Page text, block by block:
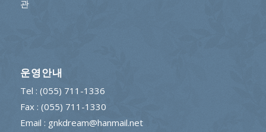
관
운영안내
Tel : (055) 711-1336
Fax : (055) 711-1330
Email : gnkdream@hanmail.net